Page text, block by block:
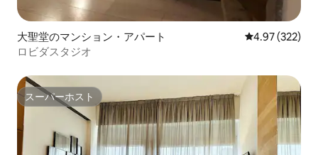
大聖堂のマンション・アパート レビュー322
4.97 (322)
ロビダスタジオ
スーパーホスト
スーパーホスト